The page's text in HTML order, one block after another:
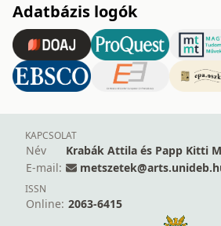
Adatbázis logók
KAPCSOLAT
Név
Krabák Attila és Papp Kitti
E-mail:
ISSN
Online: 2063-6415